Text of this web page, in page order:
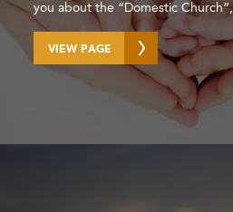
you about the “Domestic
VIEW PAGE